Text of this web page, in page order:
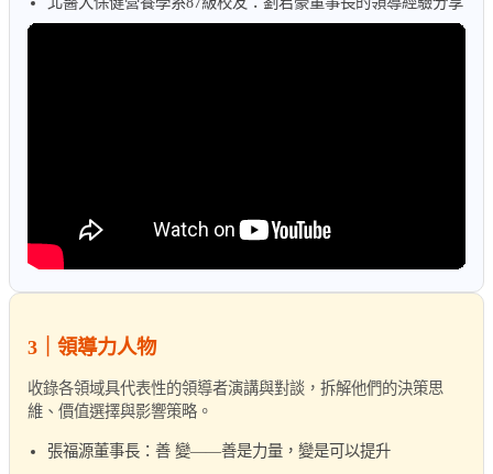
3｜領導力人物
收錄各領域具代表性的領導者演講與對談，拆解他們的決策思
維、價值選擇與影響策略。
張福源董事長：善 變——善是力量，變是可以提升